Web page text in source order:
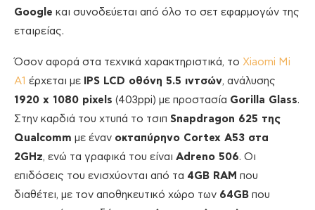
Google και συνοδεύεται από όλο το σετ εφαρμογών της
εταιρείας.
Όσον αφορά στα τεχνικά χαρακτηριστικά, το Xiaomi Mi
A1 έρχεται με IPS LCD οθόνη 5.5 ιντσών, ανάλυσης
1920 x 1080 pixels (403ppi) με προστασία Gorilla Glass.
Στην καρδιά του χτυπά το τσιπ Snapdragon 625 της
Qualcomm με έναν οκταπύρηνο Cortex A53 στα
2GHz, ενώ τα γραφικά του είναι Adreno 506. Οι
επιδόσεις του ενισχύονται από τα 4GB RAM που
διαθέτει, με τον αποθηκευτικό χώρο των 64GB που